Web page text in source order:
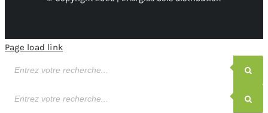
Page load link
de
de